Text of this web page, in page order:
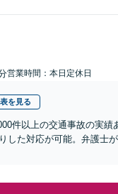
営業時間：本日定休日
を見る
件以上の交通事故の実
した対応が可能。弁護士